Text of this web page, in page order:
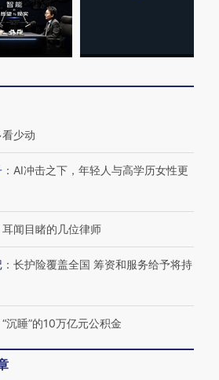
链博
【商旅对话
看少动
： AI冲击之下，年轻人与高学历女性更
耳闻目睹的几位律师
： 长护险覆盖全国 筹资和服务给予将持
“沉睡”的10万亿元公积金